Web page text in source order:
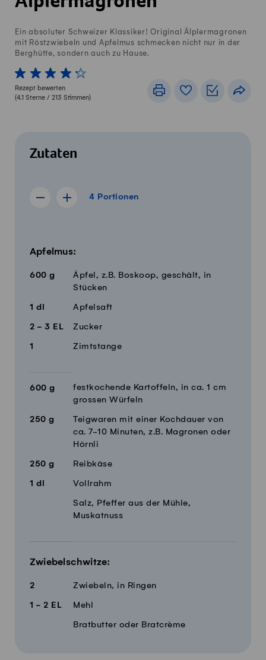
Ein absoluter Schweizer Klassiker! Original Älplermagronen
mit Röstzwiebeln und Apfelmus schmecken nicht nur in der
Berghütte, sondern auch zu Hause.
1 von 5 Sterne
2 von 5 Sterne
3 von 5 Sterne
4 von 5 Sterne
5 von 5 Sterne
Rezept bewerten
(4.1 Sterne / 213 Stimmen)
DruckenRezeptbuch
Zutaten
4 Portionen
Rezept für 3 Portionen anzeigen
Rezept für 5 Portionen anzeigen
4 Portionen
Apfelmus:
600 g
Äpfel, z.B. Boskoop, geschält, in
Stücken
1 dl Apfelsaft
2 - 3 EL Zucker
1 Zimtstange
600 g
festkochende Kartoffeln, in ca. 1 cm
grossen Würfeln
250 g
Teigwaren mit einer Kochdauer von
ca. 7-10 Minuten, z.B. Magronen oder
Hörnli
250 g Reibkäse
1 dl Vollrahm
Salz, Pfeffer aus der Mühle,
Muskatnuss
Zwiebelschwitze:
2 Zwiebeln, in Ringen
1 - 2 EL Mehl
Bratbutter oder Bratcrème